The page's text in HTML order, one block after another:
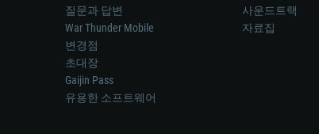
질문과 답변
War Thunder Mobile
변경점
초대장
Gaijin Pass
유용한 소프트웨어
사운드트랙
자료집